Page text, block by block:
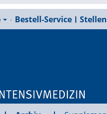
Bestell-Service